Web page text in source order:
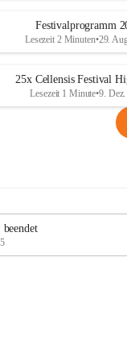
Festivalprogramm
Lesezeit 2 Minuten•29.
25x Cellensis Festival
Lesezeit 1 Minute•9.